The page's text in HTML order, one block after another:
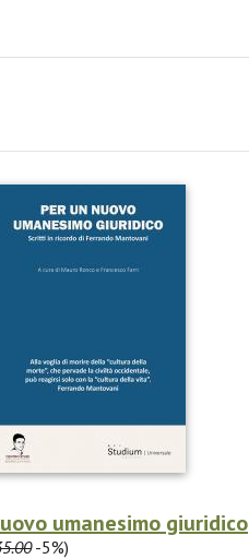
umanesimo giuridico
-5%)